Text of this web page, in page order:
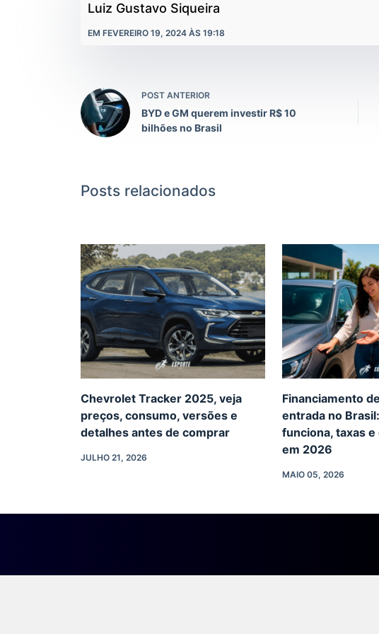
Luiz Gustavo Siqueira
EM FEVEREIRO 19, 2024 ÀS 19:18
POST ANTERIOR
BYD e GM querem investir R$ 10
bilhões no Brasil
Posts relacionados
Chevrolet Tracker 2025, veja
preços, consumo, versões e
detalhes antes de comprar
JULHO 21, 2026
Financiamento
entrada no
funciona, taxas
em 2026
MAIO 05, 2026